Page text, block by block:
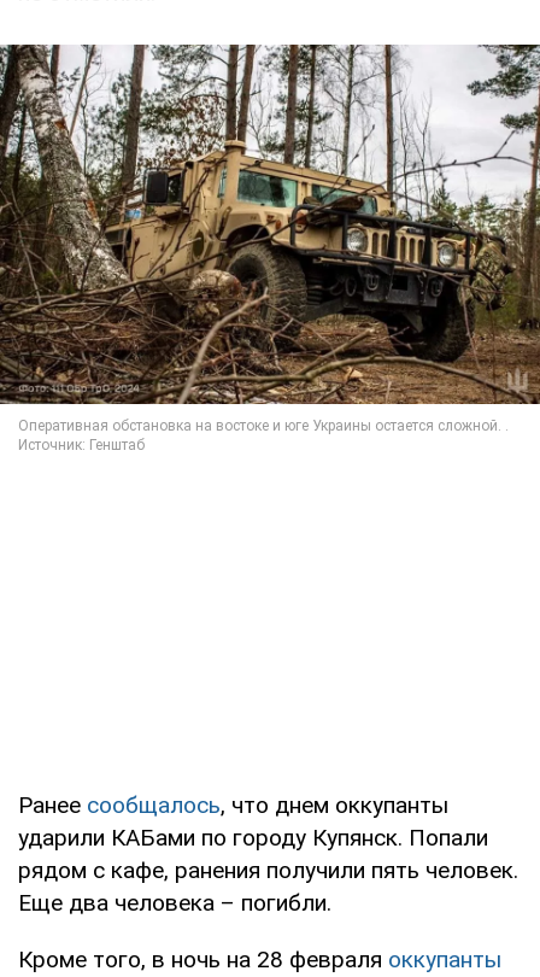
Ранее сообщалось, что днем оккупанты
ударили КАБами по городу Купянск. Попали
рядом с кафе, ранения получили пять человек.
Еще два человека – погибли.
Кроме того, в ночь на 28 февраля оккупанты